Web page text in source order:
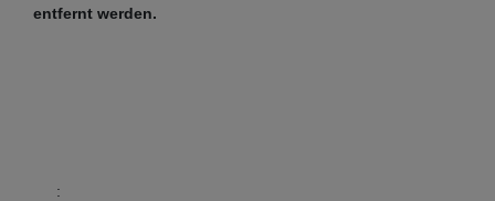
entfernt werden.
: